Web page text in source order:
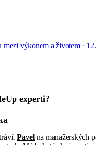
mezi výkonem a životem ·
experti?
Pavel na manažerských